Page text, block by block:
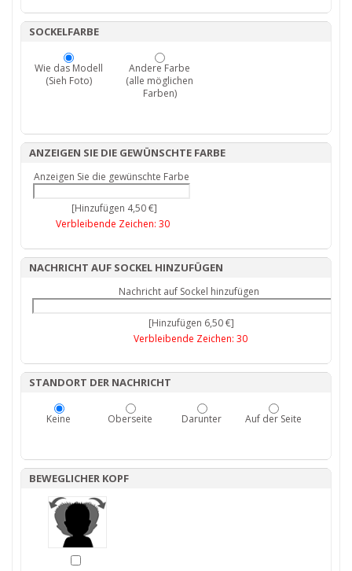
SOCKELFARBE
Wie das Modell
(Sieh Foto)
Andere Farbe
(alle möglichen
Farben)
ANZEIGEN SIE DIE GEWÜNSCHTE FARBE
Anzeigen Sie die gewünschte Farbe
[Hinzufügen 4,50 €]
Verbleibende Zeichen: 30
NACHRICHT AUF SOCKEL HINZUFÜGEN
Nachricht auf Sockel hinzufügen
[Hinzufügen 6,50 €]
Verbleibende Zeichen: 30
STANDORT DER NACHRICHT
Keine Oberseite Darunter Auf der Seite
BEWEGLICHER KOPF